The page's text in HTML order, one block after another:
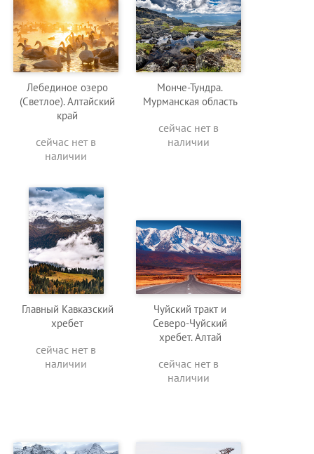
Лебединое озеро
(Светлое). Алтайский
край
сейчас нет в
наличии
Монче-Тундра.
Мурманская область
сейчас нет в
наличии
Главный Кавказский
хребет
сейчас нет в
наличии
Чуйский тракт и
Северо-Чуйский
хребет. Алтай
сейчас нет в
наличии